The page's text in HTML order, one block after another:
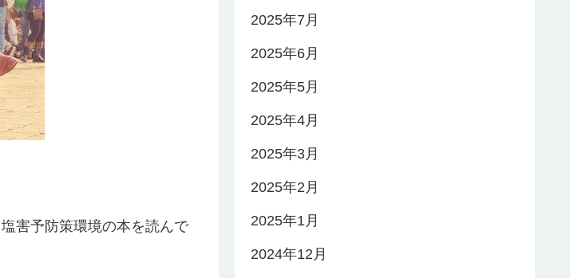
害予防策環境の本を読んで
2025年7月
2025年6月
2025年5月
2025年4月
2025年3月
2025年2月
2025年1月
2024年12月